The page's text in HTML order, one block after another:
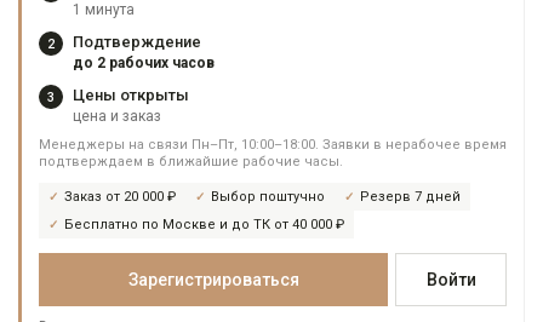
1 минута
2 Подтверждение
до 2 рабочих часов
3 Цены открыты
цена и заказ
Менеджеры на связи Пн–Пт, 10:00–18:00. Заявки в нерабочее время
подтверждаем в ближайшие рабочие часы.
Заказ от 20 000 ₽ Выбор поштучно
Резерв 7 дней
Бесплатно по Москве и до ТК от 40 000 ₽
Зарегистрироваться Войти